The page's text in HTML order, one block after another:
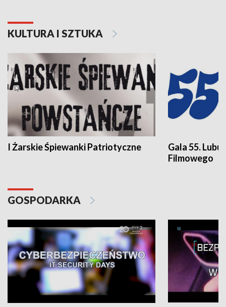
KULTURA I SZTUKA
I Żarskie Śpiewanki Patriotyczne
Gala 55.
Filmowego
GOSPODARKA